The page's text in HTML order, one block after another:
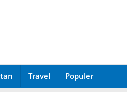
Travel Populer